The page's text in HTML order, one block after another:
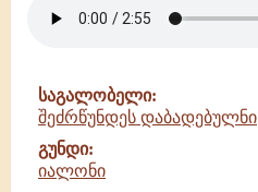
იალონი
საგალობელი:
შეძრწუნდეს დაბადებულნი
გუნდი:
იალონი